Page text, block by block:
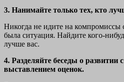
3. Нанимайте только тех, кто
Никогда не идите на компромиссы
была ситуация. Найдите кого-
лучше вас.
4. Разделяйте беседы о развитии
выставлением оценок.